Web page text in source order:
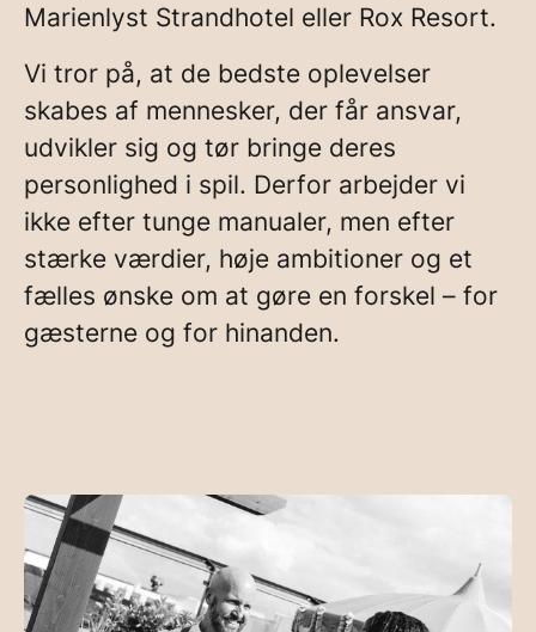
Marienlyst Strandhotel eller Rox Resort.
Vi tror på, at de bedste oplevelser
skabes af mennesker, der får ansvar,
udvikler sig og tør bringe deres
personlighed i spil. Derfor arbejder vi
ikke efter tunge manualer, men efter
stærke værdier, høje ambitioner og et
fælles ønske om at gøre en forskel – for
gæsterne og for hinanden.